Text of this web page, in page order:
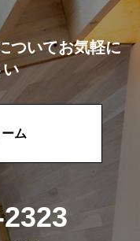
ついてお気軽に
い
ム